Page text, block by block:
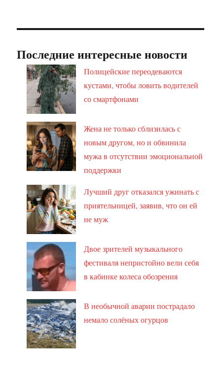
Последние интересные новости
Полицейские переодеваются
кустами, чтобы ловить водителей
со смартфонами
Жена не только сблизилась с
новым другом, но и обвинила
мужа в отсутствии эмоциональной
поддержки
Лучший друг отказался ужинать с
приятельницей, заявив, что он ей
не муж
Двое зрителей музыкального
фестиваля непристойно вели себя
в кабинке колеса обозрения
В необычной аварии пострадало
немало солёных огурцов